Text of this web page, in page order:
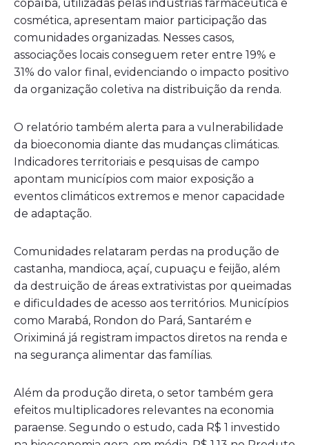
copaíba, utilizadas pelas indústrias farmacêutica e
cosmética, apresentam maior participação das
comunidades organizadas. Nesses casos,
associações locais conseguem reter entre 19% e
31% do valor final, evidenciando o impacto positivo
da organização coletiva na distribuição da renda.
O relatório também alerta para a vulnerabilidade
da bioeconomia diante das mudanças climáticas.
Indicadores territoriais e pesquisas de campo
apontam municípios com maior exposição a
eventos climáticos extremos e menor capacidade
de adaptação.
Comunidades relataram perdas na produção de
castanha, mandioca, açaí, cupuaçu e feijão, além
da destruição de áreas extrativistas por queimadas
e dificuldades de acesso aos territórios. Municípios
como Marabá, Rondon do Pará, Santarém e
Oriximiná já registram impactos diretos na renda e
na segurança alimentar das famílias.
Além da produção direta, o setor também gera
efeitos multiplicadores relevantes na economia
paraense. Segundo o estudo, cada R$ 1 investido